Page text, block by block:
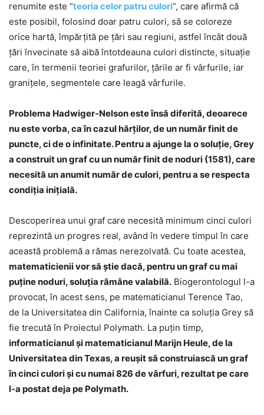
renumite este “teoria celor patru culori”, care afirmă că
este posibil, folosind doar patru culori, să se coloreze
orice hartă, împărţită pe ţări sau regiuni, astfel încât două
ţări învecinate să aibă întotdeauna culori distincte, situaţie
care, în termenii teoriei grafurilor, ţările ar fi vârfurile, iar
graniţele, segmentele care leagă vârfurile.
Problema Hadwiger-Nelson este însă diferită, deoarece
nu este vorba, ca în cazul hărţilor, de un număr finit de
puncte, ci de o infinitate. Pentru a ajunge la o soluţie, Grey
a construit un graf cu un număr finit de noduri (1581), care
necesită un anumit număr de culori, pentru a se respecta
condiţia iniţială.
Descoperirea unui graf care necesită minimum cinci culori
reprezintă un progres real, având în vedere timpul în care
această problemă a rămas nerezolvată. Cu toate acestea,
matematicienii vor să ştie dacă, pentru un graf cu mai
puţine noduri, soluţia rămâne valabilă. Biogerontologul l-a
provocat, în acest sens, pe matematicianul Terence Tao,
de la Universitatea din California, înainte ca soluţia Grey să
fie trecută în Proiectul Polymath. La puţin timp,
informaticianul şi matematicianul Marijn Heule, de la
Universitatea din Texas, a reuşit să construiască un graf
în cinci culori şi cu numai 826 de vârfuri, rezultat pe care
l-a postat deja pe Polymath.